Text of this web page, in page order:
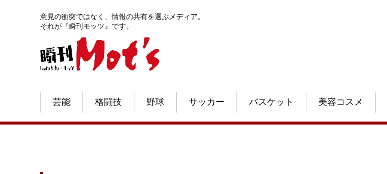
意見の衝突ではなく、情報の共有を選ぶメディア。
それが『瞬刊モッツ』です。
芸能 格闘技 野球 サッカー バスケット 美容コスメ